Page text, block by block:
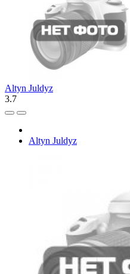
Altyn Juldyz
3.7
Altyn Juldyz